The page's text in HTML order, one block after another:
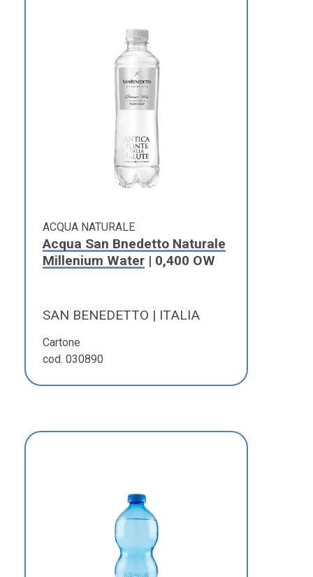
ACQUA NATURALE
Acqua San Bnedetto Naturale
Millenium Water | 0,400 OW
SAN BENEDETTO | ITALIA
Cartone
cod. 030890